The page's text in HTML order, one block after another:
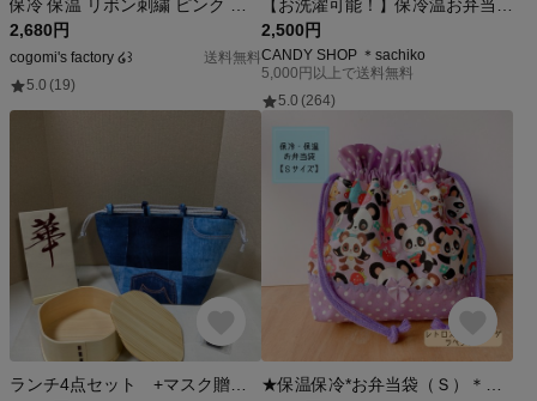
2,680円
cogomi's factory ໒꒱
送料無料
5.0 (19)
2,500円
CANDY SHOP ＊sachiko
5,000円以上で送料無料
5.0 (264)